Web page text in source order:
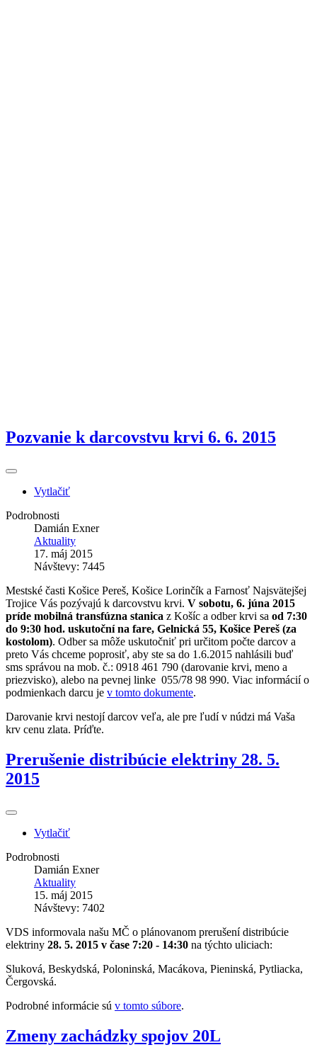
Pozvanie k darcovstvu krvi 6. 6. 2015
Vytlačiť
Podrobnosti
Damián Exner
Aktuality
17. máj 2015
Návštevy: 7445
Mestské časti Košice Pereš, Košice Lorinčík a Farnosť Najsvätejšej
Trojice Vás pozývajú k darcovstvu krvi. V sobotu, 6. júna 2015
príde mobilná transfúzna stanica z Košíc a odber krvi sa od 7:30
do 9:30 hod. uskutoční na fare, Gelnická 55, Košice Pereš (za
kostolom). Odber sa môže uskutočniť pri určitom počte darcov a
preto Vás chceme poprosiť, aby ste sa do 1.6.2015 nahlásili buď
sms správou na mob. č.: 0918 461 790 (darovanie krvi, meno a
priezvisko), alebo na pevnej linke 055/78 98 990. Viac informácií o
podmienkach darcu je v tomto dokumente.
Darovanie krvi nestojí darcov veľa, ale pre ľudí v núdzi má Vaša
krv cenu zlata. Príďte.
Prerušenie distribúcie elektriny 28. 5.
2015
Vytlačiť
Podrobnosti
Damián Exner
Aktuality
15. máj 2015
Návštevy: 7402
VDS informovala našu MČ o plánovanom prerušení distribúcie
elektriny 28. 5. 2015 v čase 7:20 - 14:30 na týchto uliciach:
Sluková, Beskydská, Poloninská, Macákova, Pieninská, Pytliacka,
Čergovská.
Podrobné informácie sú v tomto súbore.
Zmeny zachádzky spojov 20L